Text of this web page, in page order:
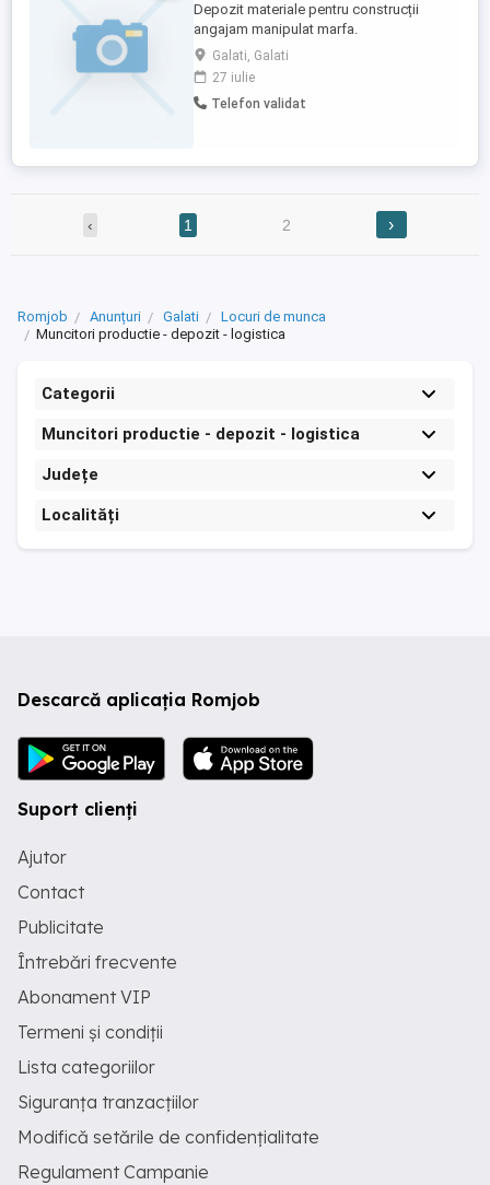
Depozit materiale pentru construcții
angajam manipulat marfa.
Galati, Galati
27 iulie
Telefon validat
‹ 1 2 ›
Romjob Anunțuri Galati
Locuri de munca
Muncitori productie - depozit - logistica
Categorii
Muncitori productie - depozit - logistica
Județe
Localități
Descarcă aplicația Romjob
Suport clienți
Ajutor
Contact
Publicitate
Întrebări frecvente
Abonament VIP
Termeni și condiții
Lista categoriilor
Siguranța tranzacțiilor
Modifică setările de confidențialitate
Regulament Campanie